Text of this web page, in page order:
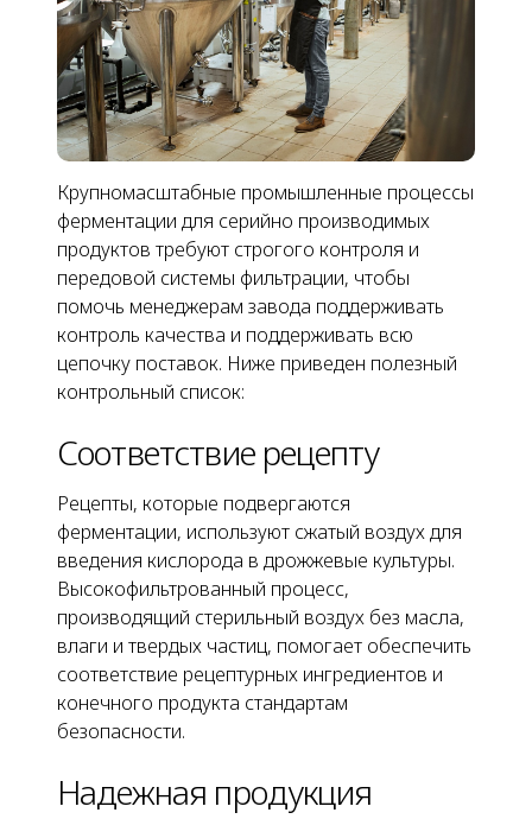
Крупномасштабные промышленные процессы
ферментации для серийно производимых
продуктов требуют строгого контроля и
передовой системы фильтрации, чтобы
помочь менеджерам завода поддерживать
контроль качества и поддерживать всю
цепочку поставок. Ниже приведен полезный
контрольный список:
Соответствие рецепту
Рецепты, которые подвергаются
ферментации, используют сжатый воздух для
введения кислорода в дрожжевые культуры.
Высокофильтрованный процесс,
производящий стерильный воздух без масла,
влаги и твердых частиц, помогает обеспечить
соответствие рецептурных ингредиентов и
конечного продукта стандартам
безопасности.
Надежная продукция